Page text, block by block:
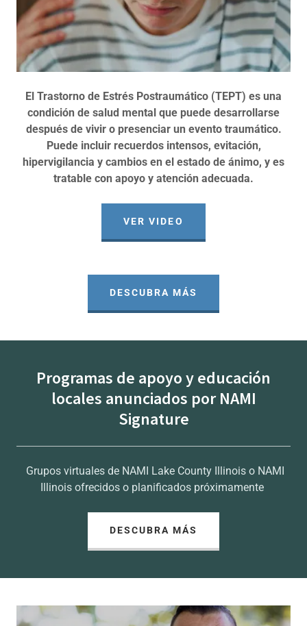
El Trastorno de Estrés Postraumático (TEPT) es una
condición de salud mental que puede desarrollarse
después de vivir o presenciar un evento traumático.
Puede incluir recuerdos intensos, evitación,
hipervigilancia y cambios en el estado de ánimo, y es
tratable con apoyo y atención adecuada.
VER VIDEO
DESCUBRA MÁS
Programas de apoyo y educación
locales anunciados por NAMI
Signature
Grupos virtuales de NAMI Lake County Illinois o NAMI
Illinois ofrecidos o planificados próximamente
DESCUBRA MÁS